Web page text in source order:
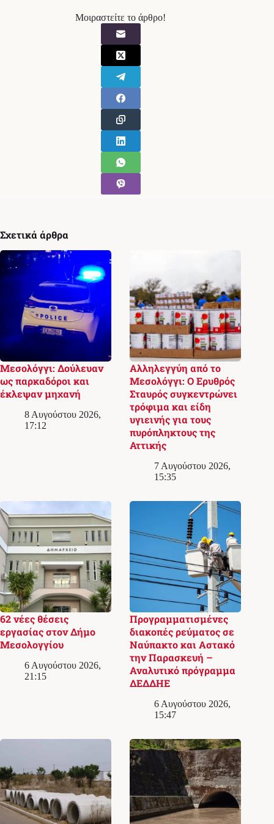
Μοιραστείτε το άρθρο!
Σχετικά άρθρα
Μεσολόγγι: Δούλευαν
ως παρκαδόροι και
έκλεψαν μηχανή
8 Αυγούστου 2026,
17:12
Αλληλεγγύη από το
Μεσολόγγι: Ο Ερυθρός
Σταυρός συγκεντρώνει
τρόφιμα και είδη
υγιεινής για τους
πυρόπληκτους της
Αττικής
7 Αυγούστου 2026,
15:35
62 νέες θέσεις
εργασίας στον Δήμο
Μεσολογγίου
6 Αυγούστου 2026,
21:15
Προγραμματισμένες
διακοπές ρεύματος σε
Ναύπακτο και Αστακό
την Παρασκευή –
Αναλυτικό πρόγραμμα
ΔΕΔΔΗΕ
6 Αυγούστου 2026,
15:47